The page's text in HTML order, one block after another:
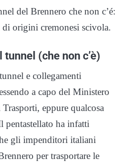
del Brennero che non c’é:
origini cremonesi scivola.
(che non c’è)
e collegamenti
a capo del Ministero
eppure qualcosa
pentastellato ha infatti
gli impenditori italiani
per trasportare le